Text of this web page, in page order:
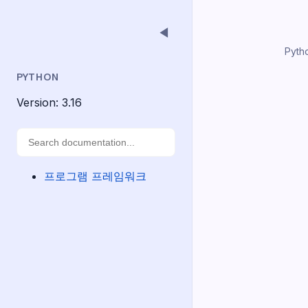
◀
PYTHON
Version: 3.16
프로그램 프레임워크